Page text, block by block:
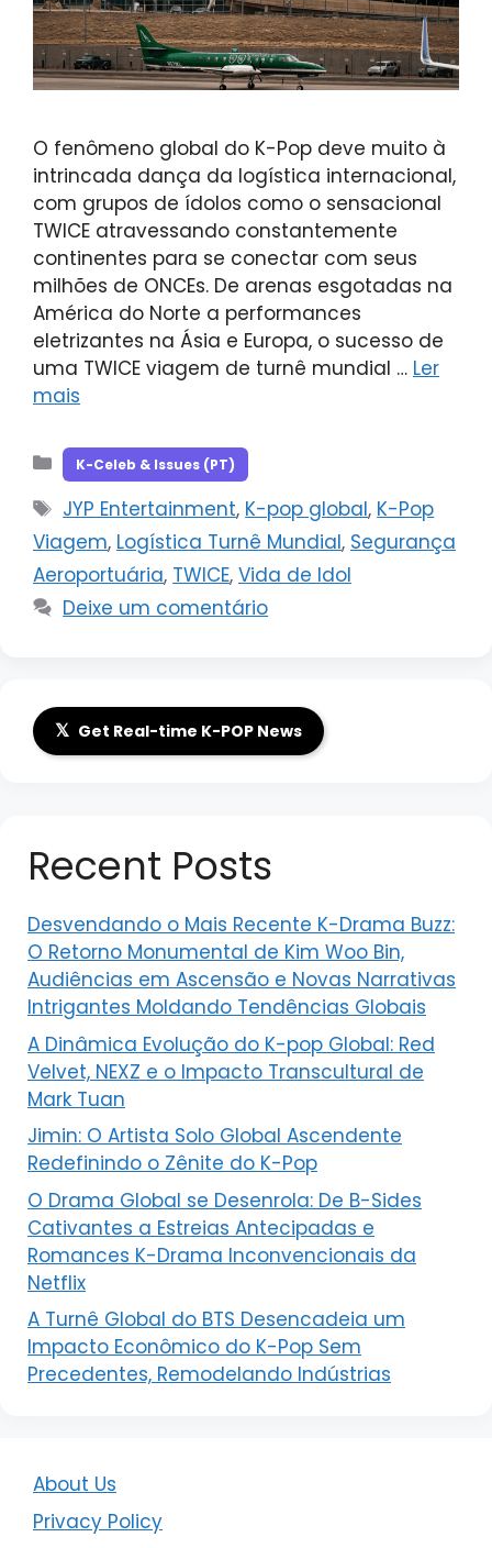
O fenômeno global do K-Pop deve muito à
intrincada dança da logística internacional,
com grupos de ídolos como o sensacional
TWICE atravessando constantemente
continentes para se conectar com seus
milhões de ONCEs. De arenas esgotadas na
América do Norte a performances
eletrizantes na Ásia e Europa, o sucesso de
uma TWICE viagem de turnê mundial … Ler
mais
Categorias
K-Celeb & Issues (PT)
Tags
JYP Entertainment, K-pop global, K-Pop
Viagem, Logística Turnê Mundial, Segurança
Aeroportuária, TWICE, Vida de Idol
Deixe um comentário
𝕏 Get Real-time K-POP News
Recent Posts
Desvendando o Mais Recente K-Drama Buzz:
O Retorno Monumental de Kim Woo Bin,
Audiências em Ascensão e Novas Narrativas
Intrigantes Moldando Tendências Globais
A Dinâmica Evolução do K-pop Global: Red
Velvet, NEXZ e o Impacto Transcultural de
Mark Tuan
Jimin: O Artista Solo Global Ascendente
Redefinindo o Zênite do K-Pop
O Drama Global se Desenrola: De B-Sides
Cativantes a Estreias Antecipadas e
Romances K-Drama Inconvencionais da
Netflix
A Turnê Global do BTS Desencadeia um
Impacto Econômico do K-Pop Sem
Precedentes, Remodelando Indústrias
About Us
Privacy Policy